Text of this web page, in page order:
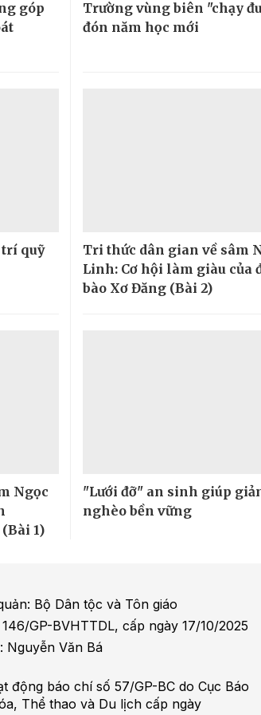
góp
Trường vùng biên "chạy
đón năm học mới
trí quỹ
Tri thức dân gian về sâm
Linh: Cơ hội làm giàu của
bào Xơ Đăng (Bài 2)
Ngọc
1)
"Lưới đỡ" an sinh giúp
nghèo bền vững
Bộ Dân tộc và Tôn giáo
GP-BVHTTDL, cấp ngày 17/10/2025
Nguyễn Văn Bá
động báo chí số 57/GP-BC do Cục Báo
Thể thao và Du lịch cấp ngày